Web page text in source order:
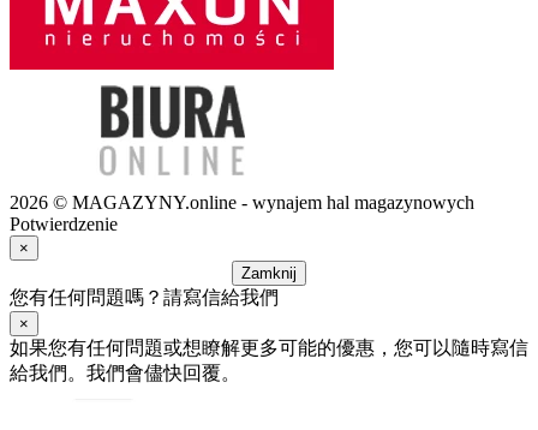
2026 © MAGAZYNY.online - wynajem hal magazynowych
Potwierdzenie
×
Zamknij
您有任何問題嗎？請寫信給我們
×
如果您有任何問題或想瞭解更多可能的優惠，您可以隨時寫信
給我們。我們會儘快回覆。